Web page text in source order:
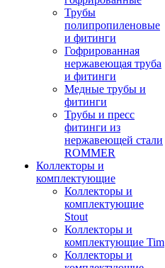
Трубы
полипропиленовые
и фитинги
Гофрированная
нержавеющая труба
и фитинги
Медные трубы и
фитинги
Трубы и пресс
фитинги из
нержавеющей стали
ROMMER
Коллекторы и
комплектующие
Коллекторы и
комплектующие
Stout
Коллекторы и
комплектующие Tim
Коллекторы и